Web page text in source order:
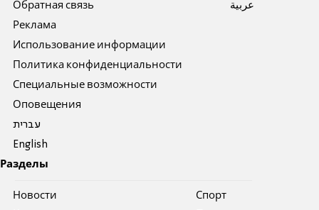
Обратная связь
Реклама
Использование информации
Политика конфиденциальности
Специальные возможности
Оповещения
עברית
English
عربية
Разделы
Новости
Спорт